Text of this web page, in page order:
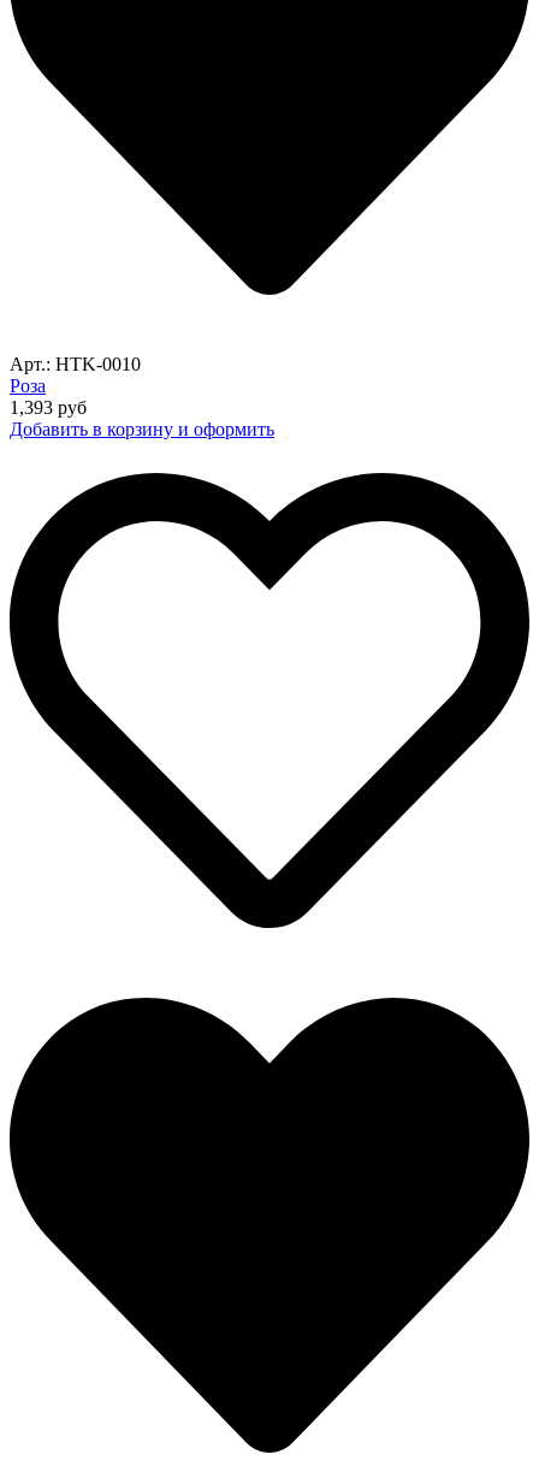
Арт.: HTK-0010
Роза
1,393 руб
Добавить в корзину и оформить